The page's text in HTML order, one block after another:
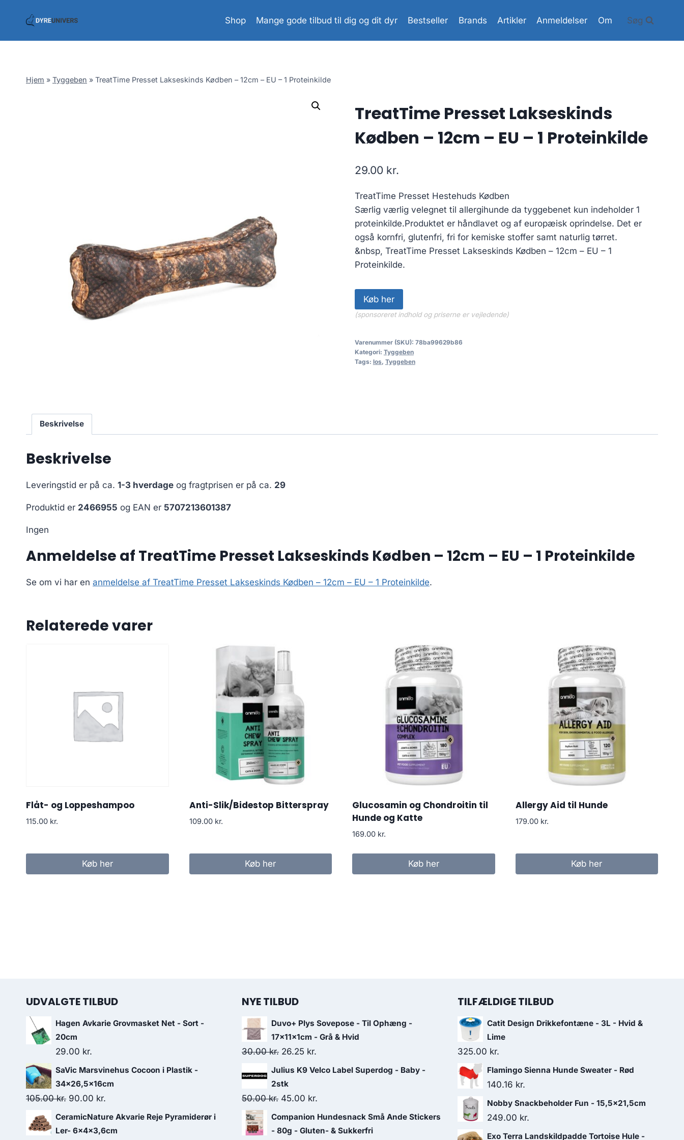
Shop Mange gode tilbud til dig og dit dyr Bestseller Brands Artikler Anmeldelser Om Søg
Hjem » Tyggeben » TreatTime Presset Lakseskinds Kødben – 12cm – EU – 1 Proteinkilde
TreatTime Presset Lakseskinds
Kødben – 12cm – EU – 1 Proteinkilde
29.00 kr.
TreatTime Presset Hestehuds Kødben
Særlig værlig velegnet til allergihunde da tyggebenet kun indeholder 1
proteinkilde.Produktet er håndlavet og af europæisk oprindelse. Det er
også kornfri, glutenfri, fri for kemiske stoffer samt naturlig tørret.
&nbsp, TreatTime Presset Lakseskinds Kødben – 12cm – EU – 1
Proteinkilde.
Køb her
(sponsoreret indhold og priserne er vejledende)
Varenummer (SKU): 78ba99629b86
Kategori: Tyggeben
Tags: los, Tyggeben
Beskrivelse
Beskrivelse
Leveringstid er på ca. 1-3 hverdage og fragtprisen er på ca. 29
Produktid er 2466955 og EAN er 5707213601387
Ingen
Anmeldelse af TreatTime Presset Lakseskinds Kødben – 12cm – EU – 1 Proteinkilde
Se om vi har en anmeldelse af TreatTime Presset Lakseskinds Kødben – 12cm – EU – 1 Proteinkilde.
Relaterede varer
Flåt- og Loppeshampoo
115.00 kr.
Køb her
Anti-Slik/Bidestop Bitterspray
109.00 kr.
Køb her
Glucosamin og Chondroitin til
Hunde og Katte
169.00 kr.
Køb her
Allergy Aid til Hunde
179.00 kr.
Køb her
UDVALGTE TILBUD
Hagen Avkarie Grovmasket Net - Sort -
20cm
29.00 kr.
SaVic Marsvinehus Cocoon i Plastik -
34x26,5x16cm
105.00kr. Den
oprindelige
pris
90.00 kr.
aktuelle
pris
CeramicNature Akvarie Reje Pyramiderør i
Ler- 6x4x3,6cm
NYE TILBUD
Duvo+ Plys Sovepose - Til Ophæng -
17x11x1cm - Grå & Hvid
30.00kr. Den
oprindelige
pris
var:
30.00 kr..
26.25 kr.
aktuelle
26.25 kr..
Julius K9 Velco Label Superdog - Baby -
2stk
50.00kr. Den
oprindelige
pris
45.00 kr.
aktuelle
pris
Companion Hundesnack Små Ande Stickers
- 80g - Gluten- & Sukkerfri
TILFÆLDIGE TILBUD
Catit Design Drikkefontæne - 3L - Hvid &
Lime
325.00 kr.
Flamingo Sienna Hunde Sweater - Rød
140.16 kr.
Nobby Snackbeholder Fun - 15,5x21,5cm
249.00 kr.
Exo Terra Landskildpadde Tortoise Hule -